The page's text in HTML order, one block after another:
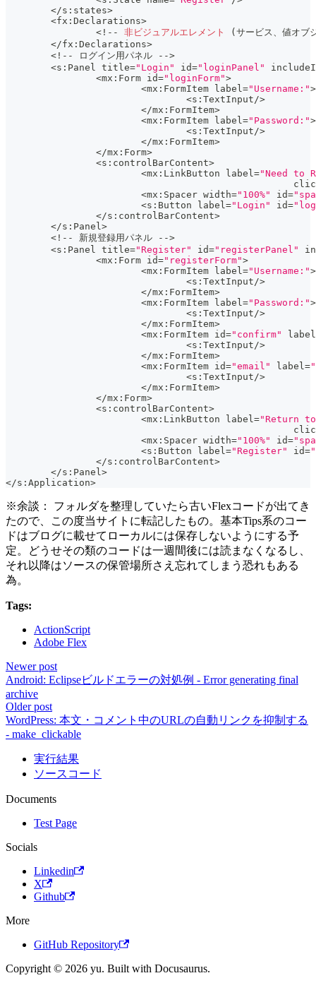
</s : states>
<fx : Declarations>
< ! -- 非ビジュアルエレメント ( サービス、値オブ
</fx : Declarations>
< ! -- ログイン用パネル -->
<s : Panel title="Login" id="loginPanel"
<mx : Form id="loginForm">
<mx : FormItem label="Username:">
<s : TextInput/>
</mx : FormItem>
<mx : FormItem label="Password:">
<s : TextInput/>
</mx : FormItem>
</mx : Form>
<s : controlBarContent>
<mx : LinkButton label="Need to
<mx : Spacer width="100%" id=
<s : Button label="Login" id=
</s : controlBarContent>
</s : Panel>
< ! -- 新規登録用パネル -->
<s : Panel title="Register" id="registerPanel"
<mx : Form id="registerForm">
<mx : FormItem label="Username:">
<s : TextInput/>
</mx : FormItem>
<mx : FormItem label="Password:">
<s : TextInput/>
</mx : FormItem>
<mx : FormItem id="confirm"
label
<s : TextInput/>
</mx : FormItem>
<mx : FormItem id="email" label=
<s : TextInput/>
</mx : FormItem>
</mx : Form>
<s : controlBarContent>
<mx : LinkButton label="Return
<mx : Spacer width="100%" id=
<s : Button label="Register" id=
</s : controlBarContent>
</s : Panel>
</s : Application>
※余談： フォルダを整理していたら古いFlexコードが出てき
たので、この度当サイトに転記したもの。基本Tips系のコー
ドはブログに載せてローカルには保存しないようにする予
定。どうせその類のコードは一週間後には読まなくなるし、
それ以降はソースの保管場所さえ忘れてしまう恐れもある
為。
Tags:
ActionScript
Adobe Flex
Newer post
Android: Eclipseビルドエラーの対処例 - Error generating final
archive
Older post
WordPress: 本文・コメント中のURLの自動リンクを抑制する
- make_clickable
実行結果
ソースコード
Documents
Test Page
Socials
Linkedin
X
Github
More
GitHub Repository
Copyright © 2026 yu. Built with Docusaurus.